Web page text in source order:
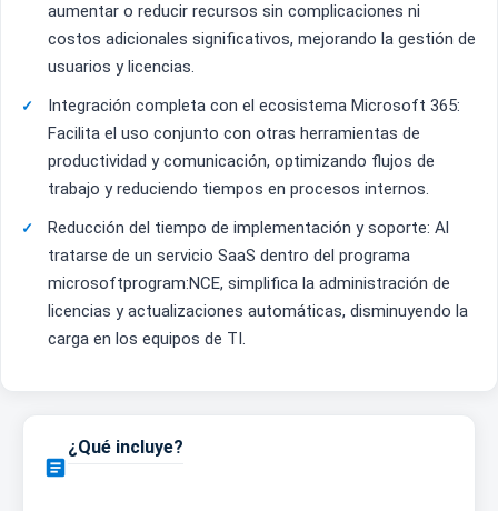
aumentar o reducir recursos sin complicaciones ni
costos adicionales significativos, mejorando la gestión de
usuarios y licencias.
Integración completa con el ecosistema Microsoft 365:
Facilita el uso conjunto con otras herramientas de
productividad y comunicación, optimizando flujos de
trabajo y reduciendo tiempos en procesos internos.
Reducción del tiempo de implementación y soporte: Al
tratarse de un servicio SaaS dentro del programa
microsoftprogram:NCE, simplifica la administración de
licencias y actualizaciones automáticas, disminuyendo la
carga en los equipos de TI.

¿Qué incluye?